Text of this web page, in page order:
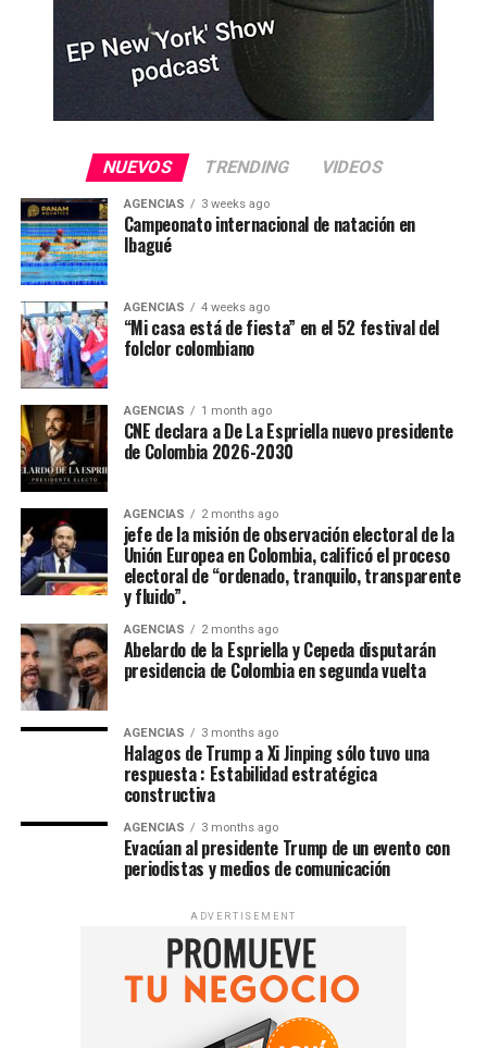
NUEVOS TRENDING VIDEOS
AGENCIAS 3 weeks ago
Campeonato internacional de natación en
Ibagué
AGENCIAS 4 weeks ago
“Mi casa está de fiesta” en el 52 festival del
folclor colombiano
AGENCIAS 1 month ago
CNE declara a De La Espriella nuevo presidente
de Colombia 2026-2030
AGENCIAS 2 months ago
jefe de la misión de observación electoral de la
Unión Europea en Colombia, calificó el proceso
electoral de “ordenado, tranquilo, transparente
y fluido”.
AGENCIAS 2 months ago
Abelardo de la Espriella y Cepeda disputarán
presidencia de Colombia en segunda vuelta
AGENCIAS 3 months ago
Halagos de Trump a Xi Jinping sólo tuvo una
respuesta : Estabilidad estratégica
constructiva
AGENCIAS 3 months ago
Evacúan al presidente Trump de un evento con
periodistas y medios de comunicación
ADVERTISEMENT